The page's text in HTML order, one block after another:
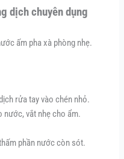
dịch chuyên dụng
ấm pha xà phòng nhẹ.
rửa tay vào chén nhỏ.
nước, vắt nhẹ cho ẩm.
phần nước còn sót.